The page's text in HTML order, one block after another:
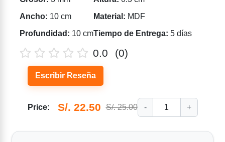
Ancho: 10 cm
Profundidad: 10 cm
Material: MDF
Tiempo de Entrega: 5 días
0.0 (0)
Escribir Reseña
Price: S/. 22.50 S/. 25.00 - 1 +